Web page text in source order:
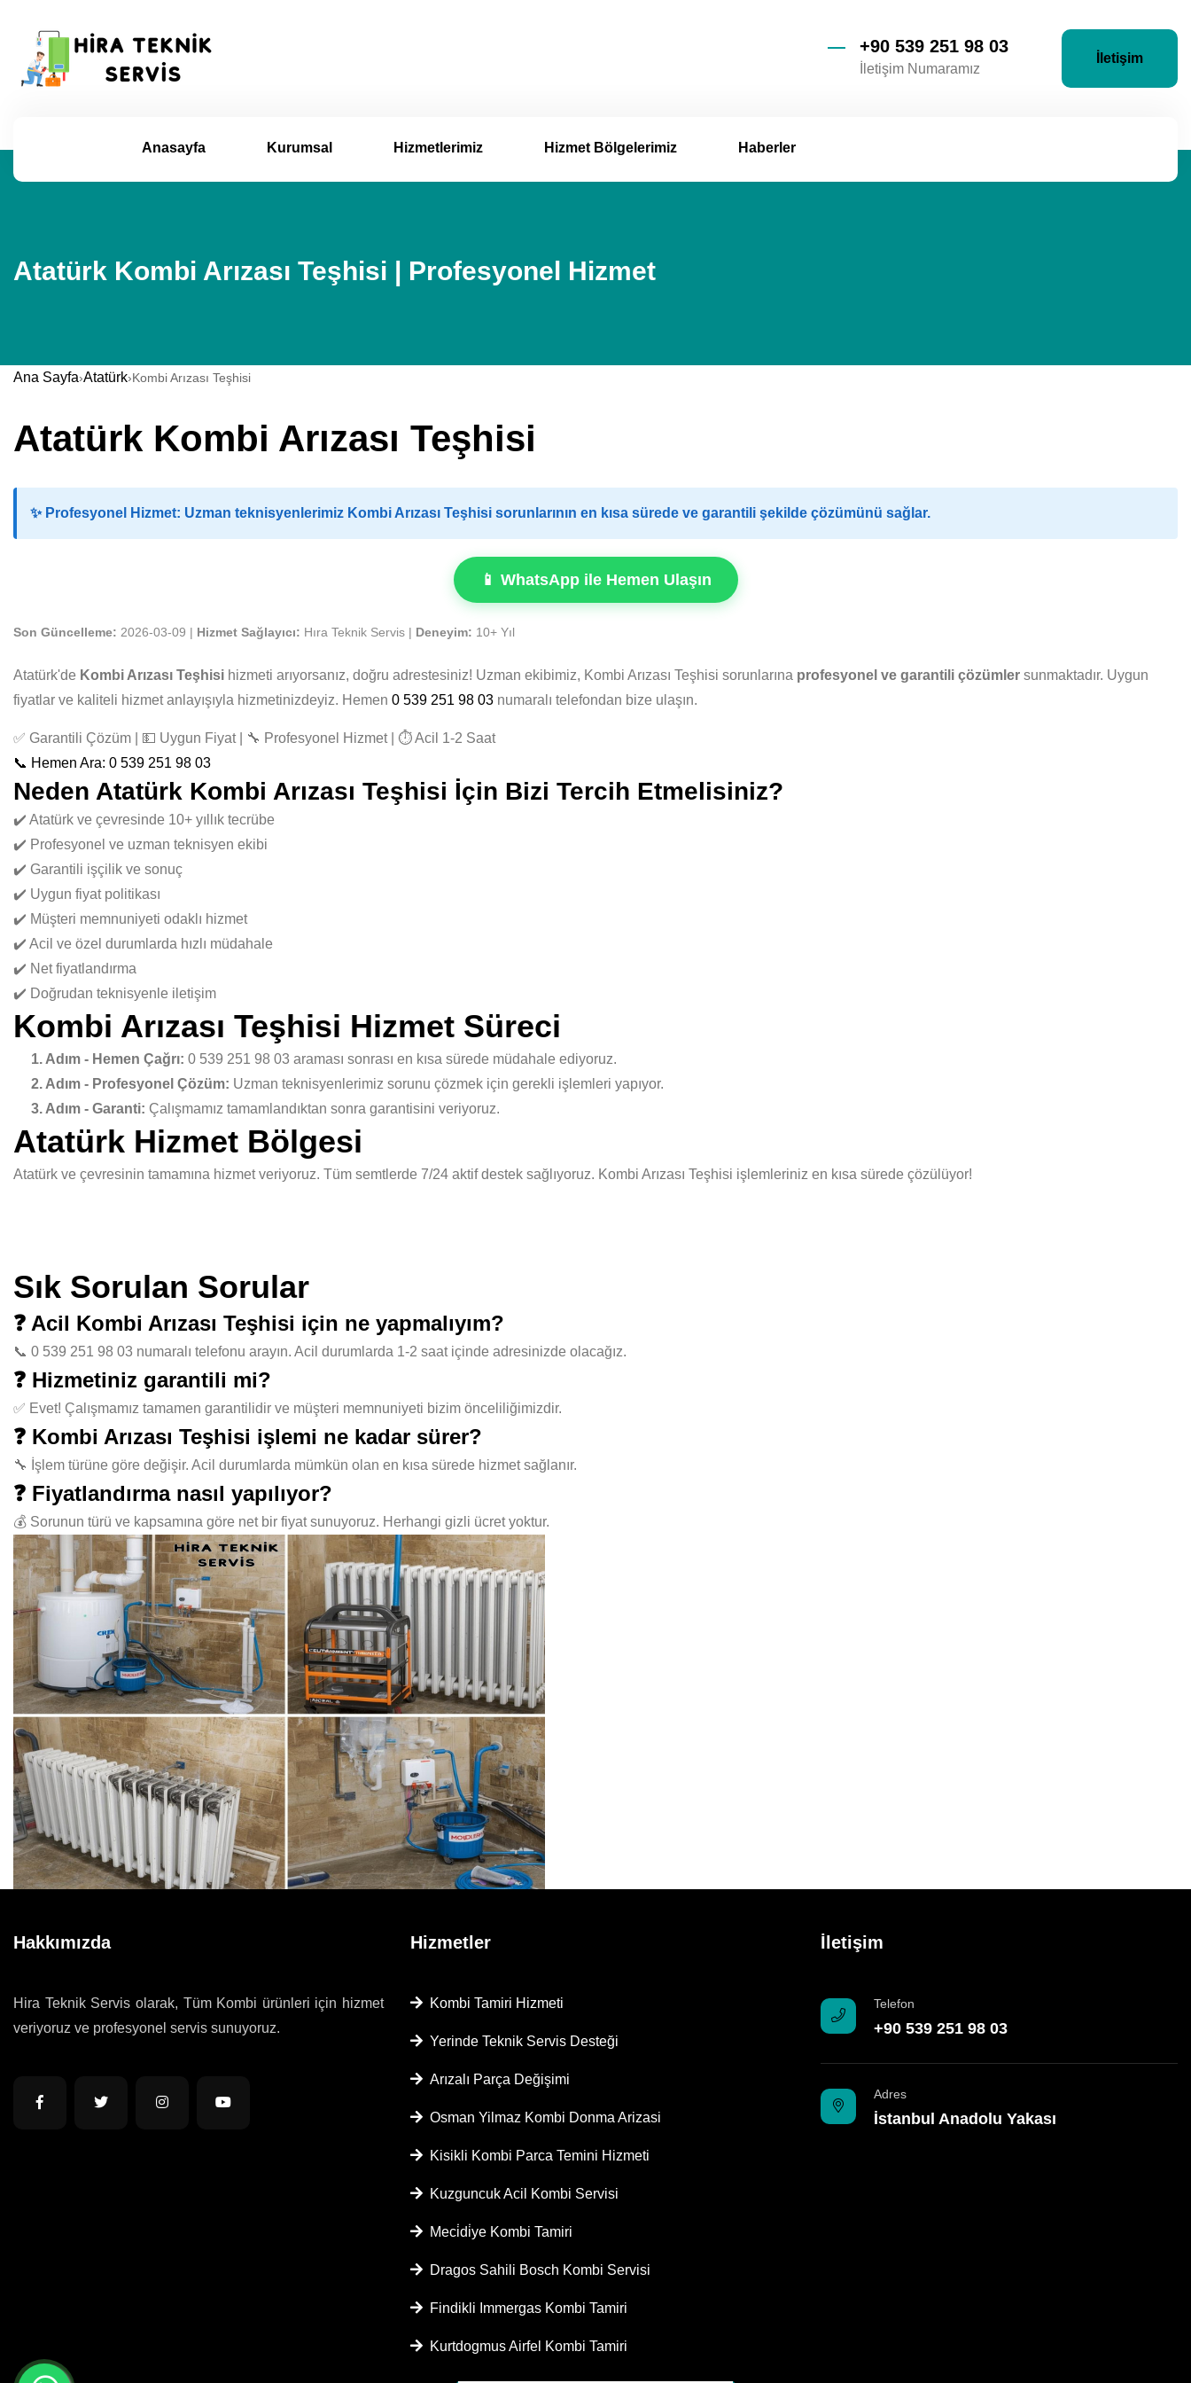
+90 539 251 98 03
İletişim Numaramız
İletişim
Anasayfa Kurumsal Hizmetlerimiz Hizmet Bölgelerimiz Haberler
Atatürk Kombi Arızası Teşhisi | Profesyonel Hizmet
Ana Sayfa›Atatürk›Kombi Arızası Teşhisi
Atatürk Kombi Arızası Teşhisi
✨ Profesyonel Hizmet: Uzman teknisyenlerimiz Kombi Arızası Teşhisi sorunlarının en kısa sürede ve garantili şekilde çözümünü sağlar.
📱 WhatsApp ile Hemen Ulaşın
Son Güncelleme: 2026-03-09 | Hizmet Sağlayıcı: Hıra Teknik Servis | Deneyim: 10+ Yıl
Atatürk'de Kombi Arızası Teşhisi hizmeti arıyorsanız, doğru adrestesiniz! Uzman ekibimiz, Kombi Arızası Teşhisi sorunlarına profesyonel ve garantili çözümler sunmaktadır. Uygun
fiyatlar ve kaliteli hizmet anlayışıyla hizmetinizdeyiz. Hemen 0 539 251 98 03 numaralı telefondan bize ulaşın.
✅ Garantili Çözüm | 💵 Uygun Fiyat | 🔧 Profesyonel Hizmet | ⏱️ Acil 1-2 Saat
📞 Hemen Ara: 0 539 251 98 03
Neden Atatürk Kombi Arızası Teşhisi İçin Bizi Tercih Etmelisiniz?
✔️ Atatürk ve çevresinde 10+ yıllık tecrübe
✔️ Profesyonel ve uzman teknisyen ekibi
✔️ Garantili işçilik ve sonuç
✔️ Uygun fiyat politikası
✔️ Müşteri memnuniyeti odaklı hizmet
✔️ Acil ve özel durumlarda hızlı müdahale
✔️ Net fiyatlandırma
✔️ Doğrudan teknisyenle iletişim
Kombi Arızası Teşhisi Hizmet Süreci
1. Adım - Hemen Çağrı: 0 539 251 98 03 araması sonrası en kısa sürede müdahale ediyoruz.
2. Adım - Profesyonel Çözüm: Uzman teknisyenlerimiz sorunu çözmek için gerekli işlemleri yapıyor.
3. Adım - Garanti: Çalışmamız tamamlandıktan sonra garantisini veriyoruz.
Atatürk Hizmet Bölgesi
Atatürk ve çevresinin tamamına hizmet veriyoruz. Tüm semtlerde 7/24 aktif destek sağlıyoruz. Kombi Arızası Teşhisi işlemleriniz en kısa sürede çözülüyor!
Sık Sorulan Sorular
❓ Acil Kombi Arızası Teşhisi için ne yapmalıyım?
📞 0 539 251 98 03 numaralı telefonu arayın. Acil durumlarda 1-2 saat içinde adresinizde olacağız.
❓ Hizmetiniz garantili mi?
✅ Evet! Çalışmamız tamamen garantilidir ve müşteri memnuniyeti bizim önceliliğimizdir.
❓ Kombi Arızası Teşhisi işlemi ne kadar sürer?
🔧 İşlem türüne göre değişir. Acil durumlarda mümkün olan en kısa sürede hizmet sağlanır.
❓ Fiyatlandırma nasıl yapılıyor?
💰 Sorunun türü ve kapsamına göre net bir fiyat sunuyoruz. Herhangi gizli ücret yoktur.
Hakkımızda
Hira Teknik Servis olarak, Tüm Kombi ürünleri için hizmet
veriyoruz ve profesyonel servis sunuyoruz.
Hizmetler
Kombi Tamiri Hizmeti
Yerinde Teknik Servis Desteği
Arızalı Parça Değişimi
Osman Yilmaz Kombi Donma Arizasi
Kisikli Kombi Parca Temini Hizmeti
Kuzguncuk Acil Kombi Servisi
Meci̇di̇ye Kombi Tamiri
Dragos Sahili Bosch Kombi Servisi
Findikli Immergas Kombi Tamiri
Kurtdogmus Airfel Kombi Tamiri
İletişim
Telefon
+90 539 251 98 03
Adres
İstanbul Anadolu Yakası